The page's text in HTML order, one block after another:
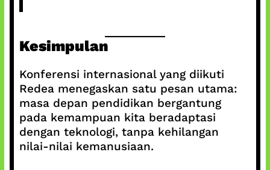
Kesimpulan
Konferensi internasional yang diikuti
Redea menegaskan satu pesan utama:
masa depan pendidikan bergantung
pada kemampuan kita beradaptasi
dengan teknologi, tanpa kehilangan
nilai-nilai kemanusiaan.